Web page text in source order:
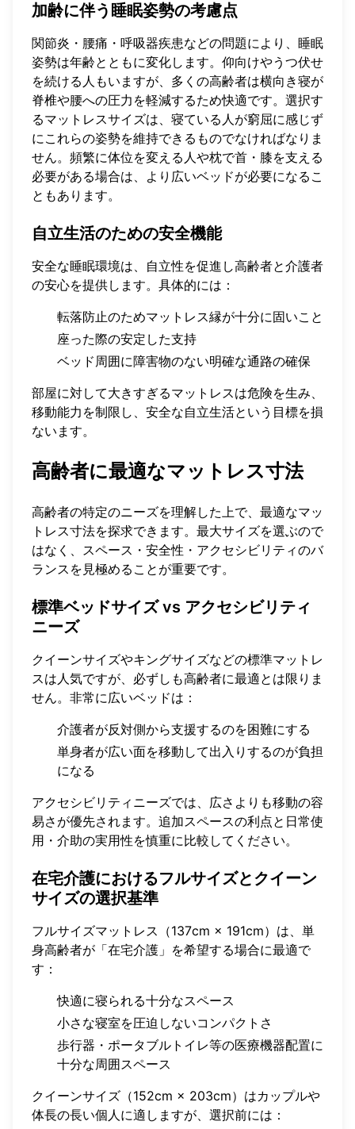
加齢に伴う睡眠姿勢の考慮点
関節炎・腰痛・呼吸器疾患などの問題により、睡眠
姿勢は年齢とともに変化します。仰向けやうつ伏せ
を続ける人もいますが、多くの高齢者は横向き寝が
脊椎や腰への圧力を軽減するため快適です。選択す
るマットレスサイズは、寝ている人が窮屈に感じず
にこれらの姿勢を維持できるものでなければなりま
せん。頻繁に体位を変える人や枕で首・膝を支える
必要がある場合は、より広いベッドが必要になるこ
ともあります。
自立生活のための安全機能
安全な睡眠環境は、自立性を促進し高齢者と介護者
の安心を提供します。具体的には：
転落防止のためマットレス縁が十分に固いこと
座った際の安定した支持
ベッド周囲に障害物のない明確な通路の確保
部屋に対して大きすぎるマットレスは危険を生み、
移動能力を制限し、安全な自立生活という目標を損
ないます。
高齢者に最適なマットレス寸法
高齢者の特定のニーズを理解した上で、最適なマッ
トレス寸法を探求できます。最大サイズを選ぶので
はなく、スペース・安全性・アクセシビリティのバ
ランスを見極めることが重要です。
標準ベッドサイズ vs アクセシビリティ
ニーズ
クイーンサイズやキングサイズなどの標準マットレ
スは人気ですが、必ずしも高齢者に最適とは限りま
せん。非常に広いベッドは：
介護者が反対側から支援するのを困難にする
単身者が広い面を移動して出入りするのが負担
になる
アクセシビリティニーズでは、広さよりも移動の容
易さが優先されます。追加スペースの利点と日常使
用・介助の実用性を慎重に比較してください。
在宅介護におけるフルサイズとクイーン
サイズの選択基準
フルサイズマットレス（137cm × 191cm）は、単
身高齢者が「在宅介護」を希望する場合に最適で
す：
快適に寝られる十分なスペース
小さな寝室を圧迫しないコンパクトさ
歩行器・ポータブルトイレ等の医療機器配置に
十分な周囲スペース
クイーンサイズ（152cm × 203cm）はカップルや
体長の長い個人に適しますが、選択前には：